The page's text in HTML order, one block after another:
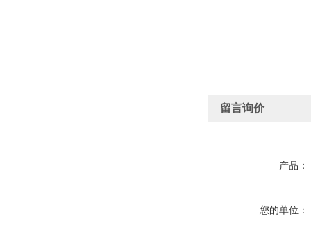
留言询价
产品：
您的单位：